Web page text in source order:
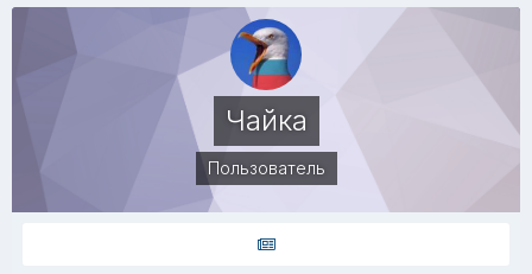
Чайка
Пользователь